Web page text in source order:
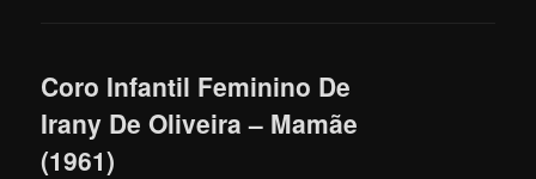
Coro Infantil Feminino De
Irany De Oliveira – Mamãe
(1961)